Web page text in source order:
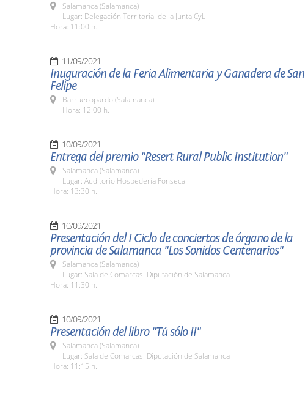
Salamanca (Salamanca)
Lugar: Delegación Territorial de la Junta CyL
Hora: 11:00 h.
11/09/2021
Inuguración de la Feria Alimentaria y Ganadera de San
Felipe
Barruecopardo (Salamanca)
Hora: 12:00 h.
10/09/2021
Entrega del premio "Resert Rural Public Institution"
Salamanca (Salamanca)
Lugar: Auditorio Hospedería Fonseca
Hora: 13:30 h.
10/09/2021
Presentación del I Ciclo de conciertos de órgano de la
provincia de Salamanca "Los Sonidos Centenarios"
Salamanca (Salamanca)
Lugar: Sala de Comarcas. Diputación de Salamanca
Hora: 11:30 h.
10/09/2021
Presentación del libro "Tú sólo II"
Salamanca (Salamanca)
Lugar: Sala de Comarcas. Diputación de Salamanca
Hora: 11:15 h.